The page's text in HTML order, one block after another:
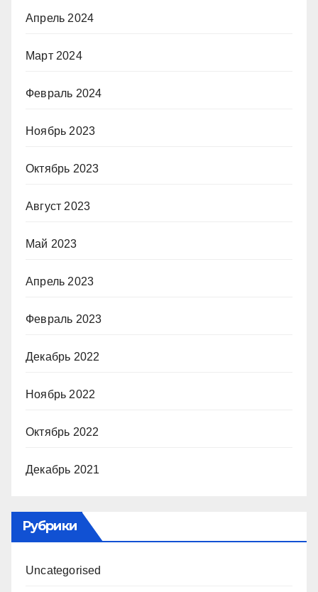
Апрель 2024
Март 2024
Февраль 2024
Ноябрь 2023
Октябрь 2023
Август 2023
Май 2023
Апрель 2023
Февраль 2023
Декабрь 2022
Ноябрь 2022
Октябрь 2022
Декабрь 2021
Рубрики
Uncategorised